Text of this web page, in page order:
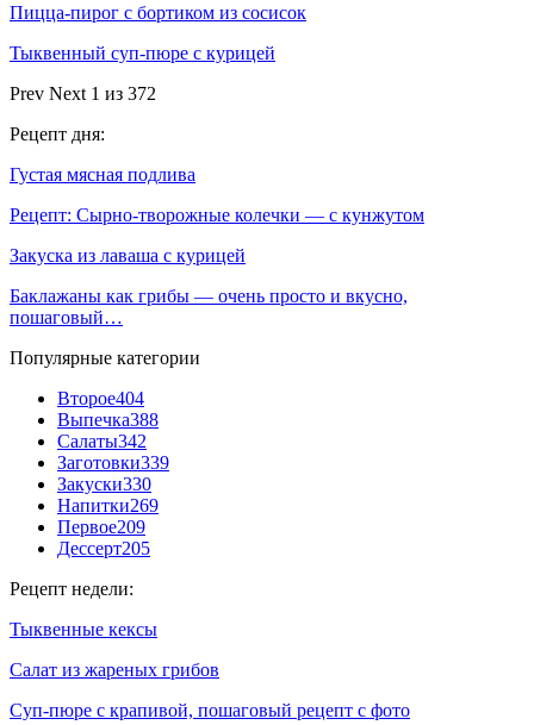
Пицца-пирог с бортиком из сосисок
Тыквенный суп-пюре с курицей
Prev Next 1 из 372
Рецепт дня:
Густая мясная подлива
Рецепт: Сырно-творожные колечки — с кунжутом
Закуска из лаваша с курицей
Баклажаны как грибы — очень просто и вкусно,
пошаговый…
Популярные категории
Второе404
Выпечка388
Салаты342
Заготовки339
Закуски330
Напитки269
Первое209
Дессерт205
Рецепт недели:
Тыквенные кексы
Салат из жареных грибов
Суп-пюре с крапивой, пошаговый рецепт с фото